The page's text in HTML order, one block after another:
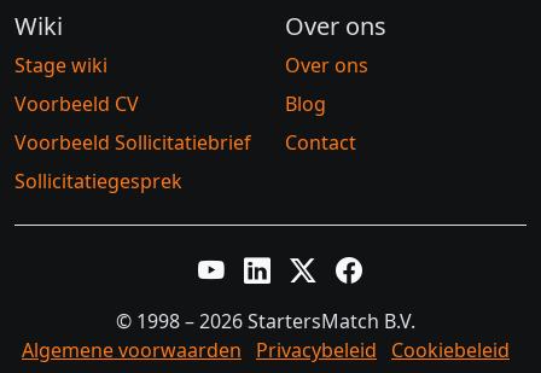
Wiki
Stage wiki
Voorbeeld CV
Voorbeeld Sollicitatiebrief
Sollicitatiegesprek
Over ons
Over ons
Blog
Contact
YouTubeLinkedInTwitter XFacebook
© 1998 – 2026 StartersMatch B.V.
Algemene voorwaarden
Privacybeleid Cookiebeleid